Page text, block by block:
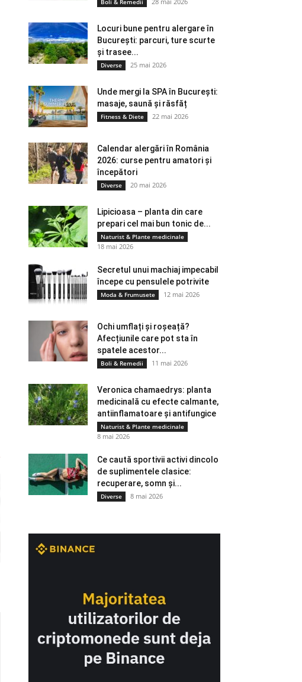
Boli & Remedii
Locuri bune pentru alergare în
București: parcuri, ture scurte
și trasee...
Diverse 25 mai 2026
Unde mergi la SPA în București:
masaje, saună și răsfăț
Fitness & Diete 22 mai 2026
Calendar alergări în România
2026: curse pentru amatori și
începători
Diverse 20 mai 2026
Lipicioasa – planta din care
prepari cel mai bun tonic de...
Naturist & Plante medicinale
18 mai 2026
Secretul unui machiaj impecabil
începe cu pensulele potrivite
Moda & Frumusete 12 mai 2026
Ochi umflați și roșeață?
Afecțiunile care pot sta în
spatele acestor...
Boli & Remedii 11 mai 2026
Veronica chamaedrys: planta
medicinală cu efecte calmante,
antiinflamatoare și antifungice
Naturist & Plante medicinale
8 mai 2026
Ce caută sportivii activi dincolo
de suplimentele clasice:
recuperare, somn și...
Diverse 8 mai 2026